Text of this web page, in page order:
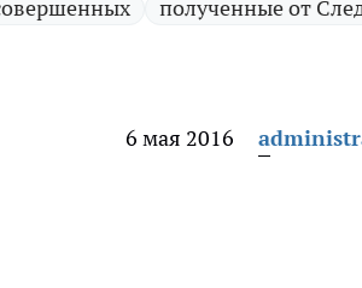
полученные от
6 мая 2016